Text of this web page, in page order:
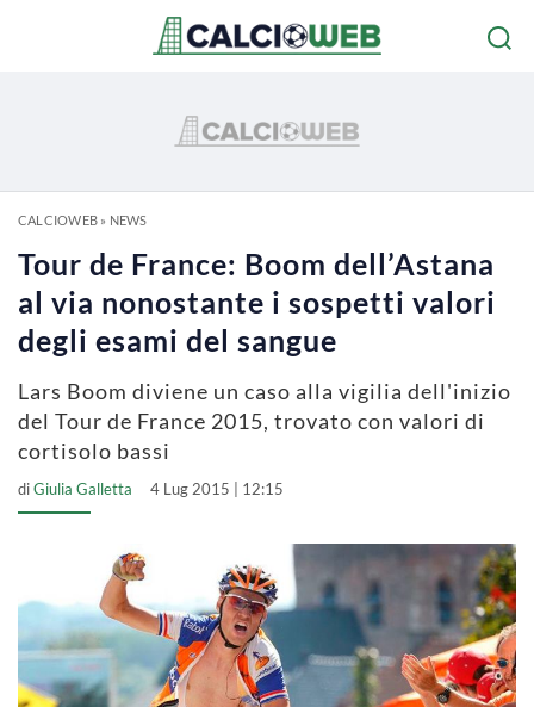
CALCIOWEB» NEWS
Tour de France: Boom dell’Astana
al via nonostante i sospetti valori
degli esami del sangue
Lars Boom diviene un caso alla vigilia dell'inizio
del Tour de France 2015, trovato con valori di
cortisolo bassi
diGiulia Galletta 4 Lug 2015 | 12:15